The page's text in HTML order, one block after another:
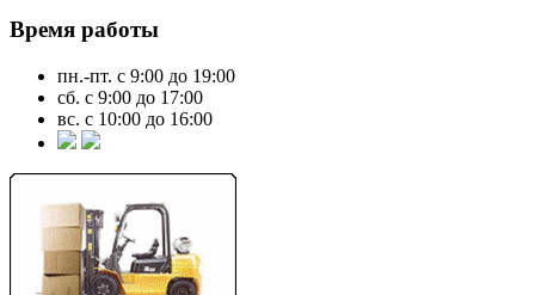
Время работы
пн.-пт. с 9:00 до 19:00
сб. с 9:00 до 17:00
вс. с 10:00 до 16:00